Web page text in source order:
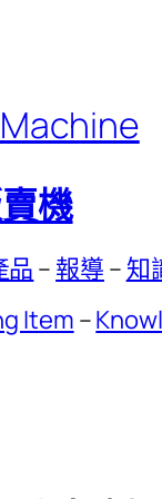
機
品 – 報導 – 知
Item –